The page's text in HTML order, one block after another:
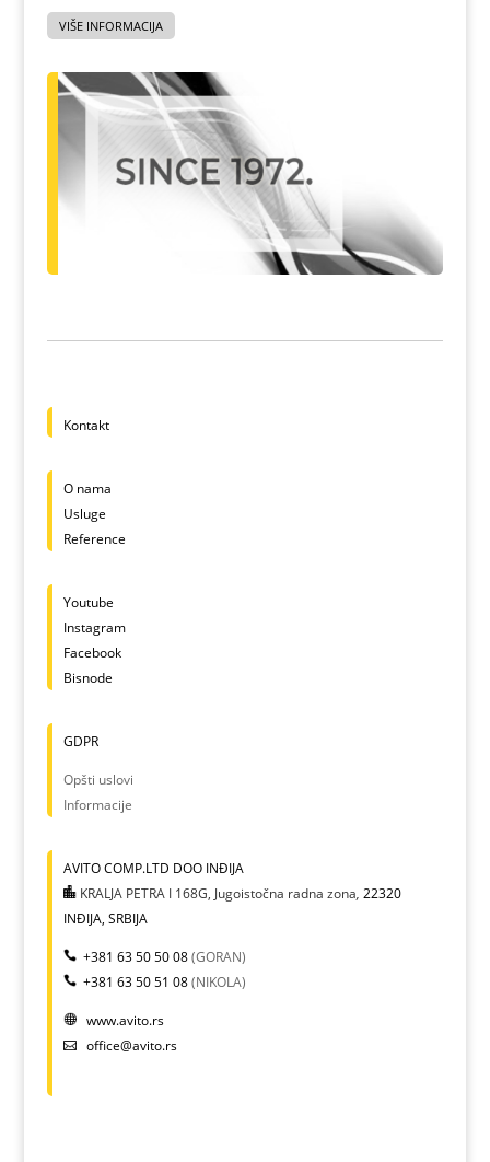
VIŠE INFORMACIJA
Kontakt
O nama
Usluge
Reference
Youtube
Instagram
Facebook
Bisnode
GDPR
Opšti uslovi
Informacije
AVITO COMP.LTD DOO INĐIJA
KRALJA PETRA I 168G, Jugoistočna radna zona, 22320
INĐIJA, SRBIJA
+381 63 50 50 08(GORAN)
+381 63 50 51 08(NIKOLA)
www.avito.rs
office@avito.rs